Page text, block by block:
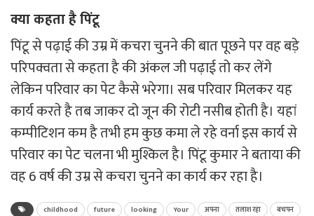
क्या कहता है पिंटू
पिंटू से पढ़ाई की उम्र में कचरा चुनने की बात पूछने पर वह बड़े
परिपक्वता से कहता है की अंकल जी पढ़ाई तो कर लेंगे
लेकिन परिवार का पेट कैसे भरेगा। सब परिवार मिलकर यह
कार्य करते है तब जाकर दो जून की रोटी नसीब होती है। यहां
कम्पीटिशन कम है तभी हम कुछ कमा ले रहे वर्ना इस कार्य से
परिवार का पेट चलना भी मुश्किल है। पिंटू कुमार ने बताया की
वह 6 वर्ष की उम्र से कचरा चुनने का कार्य कर रहा है।
childhood future looking Your अपना तलाश रहा
बचपन